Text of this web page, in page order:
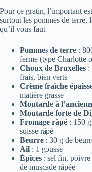
Pour ce gratin, l’important
surtout les pommes de terre,
qu’il vous faut.
Pommes de terre :
ferme (type Charlotte
Choux de Bruxelles :
frais, bien verts
Crème fraîche
matière grasse
Moutarde à
Moutarde forte de
Fromage râpé : 150
suisse râpé
Beurre : 30 g de
Ail : 1 gousse
Épices : sel fin,
de muscade râpée